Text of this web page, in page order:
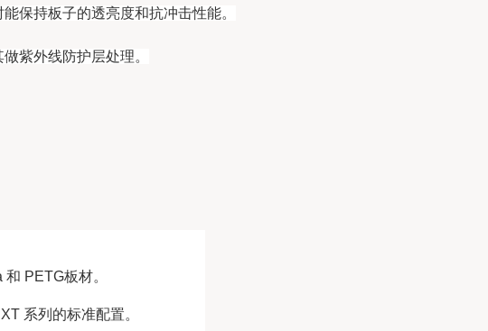
保持板子的透亮度和抗冲击性能。
紫外线防护层处理。
PETG板材。
系列的标准配置。